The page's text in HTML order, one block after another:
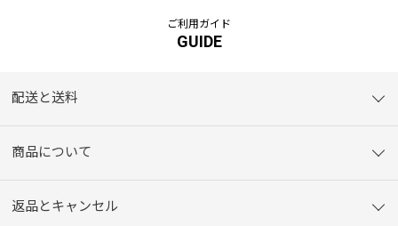
ご利用ガイド
GUIDE
配送と送料
商品について
返品とキャンセル